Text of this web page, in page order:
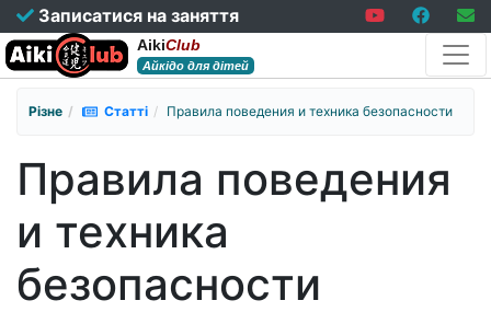
Записатися на заняття
AikiClub
Айкідо для дітей
Різне Статті Правила поведения и техника безопасности
Правила поведения
и техника
безопасности